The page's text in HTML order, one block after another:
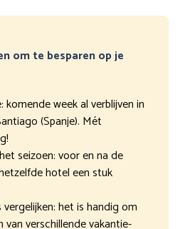
om te besparen op je
komende week al verblijven in
(Spanje). Mét
seizoen: voor en na de
hotel een stuk
vergelijken: het is handig om
van verschillende vakantie-